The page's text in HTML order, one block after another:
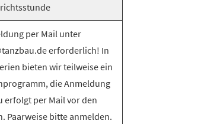
per Mail unter
erforderlich! In
bieten wir teilweise ein
die Anmeldung
erfolgt per Mail vor den
Paarweise bitte anmelden.